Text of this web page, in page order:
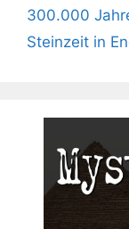
300.000
Steinzeit in